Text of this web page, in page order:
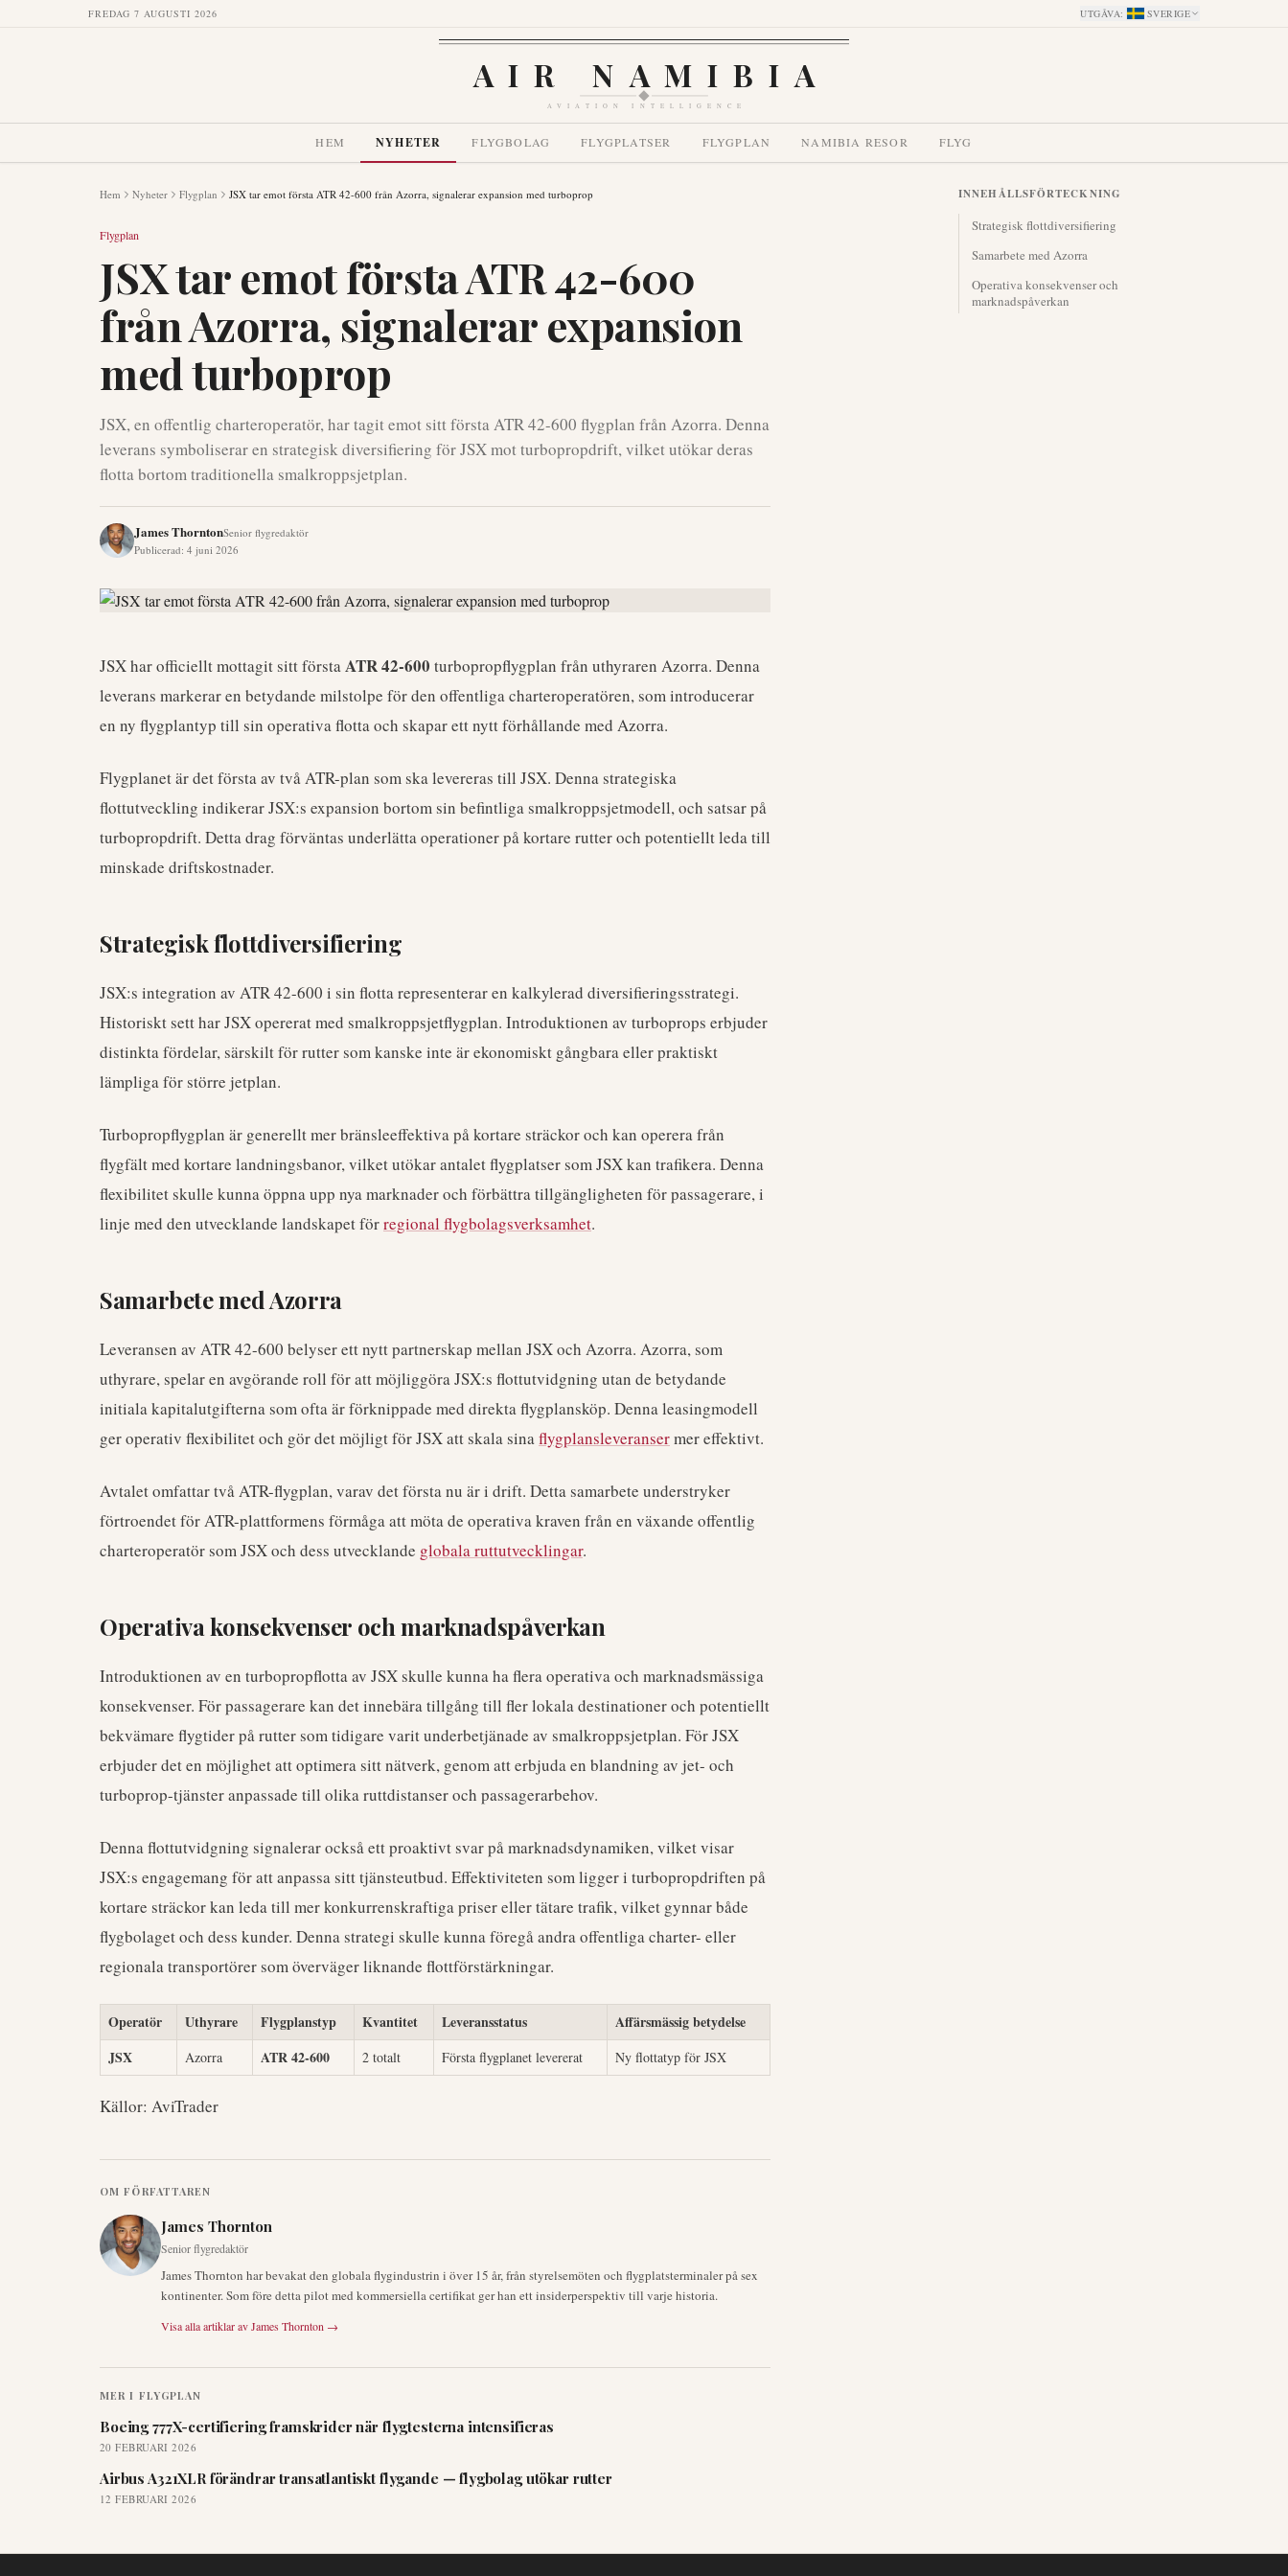
FREDAG 7 AUGUSTI 2026 UTGÅVA: SVERIGE
AIR NAMIBIA
AVIATION INTELLIGENCE
HEM NYHETER FLYGBOLAG FLYGPLATSER FLYGPLAN NAMIBIA RESOR FLYG
Hem Nyheter Flygplan JSX tar emot första ATR 42-600 från Azorra, signalerar expansion med turboprop
Flygplan
JSX tar emot första ATR 42-600
från Azorra, signalerar expansion
med turboprop
JSX, en offentlig charteroperatör, har tagit emot sitt första ATR 42-600 flygplan från Azorra. Denna
leverans symboliserar en strategisk diversifiering för JSX mot turbopropdrift, vilket utökar deras
flotta bortom traditionella smalkroppsjetplan.
James ThorntonSenior flygredaktör
Publicerad: 4 juni 2026
JSX har officiellt mottagit sitt förstaATR 42-600 turbopropflygplan från uthyraren Azorra. Denna
leverans markerar en betydande milstolpe för den offentliga charteroperatören, som introducerar
en ny flygplantyp till sin operativa flotta och skapar ett nytt förhållande med Azorra.
Flygplanet är det första av två ATR-plan som ska levereras till JSX. Denna strategiska
flottutveckling indikerar JSX:s expansion bortom sin befintliga smalkroppsjetmodell, och satsar på
turbopropdrift. Detta drag förväntas underlätta operationer på kortare rutter och potentiellt leda till
minskade driftskostnader.
Strategisk flottdiversifiering
JSX:s integration av ATR 42-600 i sin flotta representerar en kalkylerad diversifieringsstrategi.
Historiskt sett har JSX opererat med smalkroppsjetflygplan. Introduktionen av turboprops erbjuder
distinkta fördelar, särskilt för rutter som kanske inte är ekonomiskt gångbara eller praktiskt
lämpliga för större jetplan.
Turbopropflygplan är generellt mer bränsleeffektiva på kortare sträckor och kan operera från
flygfält med kortare landningsbanor, vilket utökar antalet flygplatser som JSX kan trafikera. Denna
flexibilitet skulle kunna öppna upp nya marknader och förbättra tillgängligheten för passagerare, i
linje med den utvecklande landskapet förregional flygbolagsverksamhet.
Samarbete med Azorra
Leveransen av ATR 42-600 belyser ett nytt partnerskap mellan JSX och Azorra. Azorra, som
uthyrare, spelar en avgörande roll för att möjliggöra JSX:s flottutvidgning utan de betydande
initiala kapitalutgifterna som ofta är förknippade med direkta flygplansköp. Denna leasingmodell
ger operativ flexibilitet och gör det möjligt för JSX att skala sinaflygplansleveransermer effektivt.
Avtalet omfattar två ATR-flygplan, varav det första nu är i drift. Detta samarbete understryker
förtroendet för ATR-plattformens förmåga att möta de operativa kraven från en växande offentlig
charteroperatör som JSX och dess utvecklande globala ruttutvecklingar.
Operativa konsekvenser och marknadspåverkan
Introduktionen av en turbopropflotta av JSX skulle kunna ha flera operativa och marknadsmässiga
konsekvenser. För passagerare kan det innebära tillgång till fler lokala destinationer och potentiellt
bekvämare flygtider på rutter som tidigare varit underbetjänade av smalkroppsjetplan. För JSX
erbjuder det en möjlighet att optimera sitt nätverk, genom att erbjuda en blandning av jet- och
turboprop-tjänster anpassade till olika ruttdistanser och passagerarbehov.
Denna flottutvidgning signalerar också ett proaktivt svar på marknadsdynamiken, vilket visar
JSX:s engagemang för att anpassa sitt tjänsteutbud. Effektiviteten som ligger i turbopropdriften på
kortare sträckor kan leda till mer konkurrenskraftiga priser eller tätare trafik, vilket gynnar både
flygbolaget och dess kunder. Denna strategi skulle kunna föregå andra offentliga charter- eller
regionala transportörer som överväger liknande flottförstärkningar.
Operatör Uthyrare Flygplanstyp Kvantitet Leveransstatus
Affärsmässig betydelse
JSX
Azorra ATR 42-600 2 totalt Första flygplanet levererat Ny flottatyp för JSX
Källor: AviTrader
OM FÖRFATTAREN
James Thornton
Senior flygredaktör
James Thornton har bevakat den globala flygindustrin i över 15 år, från styrelsemöten och flygplatsterminaler på sex
kontinenter. Som före detta pilot med kommersiella certifikat ger han ett insiderperspektiv till varje historia.
Visa alla artiklar avJames Thornton →
MER I FLYGPLAN
Boeing 777X-certifiering framskrider när flygtesterna intensifieras
20 FEBRUARI 2026
Airbus A321XLR förändrar transatlantiskt flygande — flygbolag utökar rutter
12 FEBRUARI 2026
INNEHÅLLSFÖRTECKNING
Strategisk flottdiversifiering
Samarbete med Azorra
Operativa konsekvenser och
marknadspåverkan